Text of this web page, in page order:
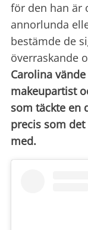
för den han är
annorlunda
bestämde de
överraskande
Carolina
makeupartist
som täckte en
precis som
med.